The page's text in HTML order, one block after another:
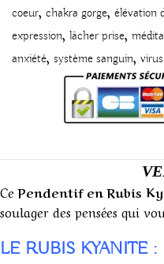
coeur, chakra gorge, élévation
expression, lâcher prise,
anxiété, système sanguin, virus
CePendentif en Rubis
soulager des pensées qui
LE RUBIS KYANITE :